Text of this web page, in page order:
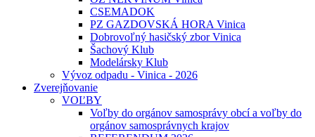
CSEMADOK
PZ GAZDOVSKÁ HORA Vinica
Dobrovoľný hasičský zbor Vinica
Šachový Klub
Modelársky Klub
Vývoz odpadu - Vinica - 2026
Zverejňovanie
VOĽBY
Voľby do orgánov samosprávy obcí a voľby do
orgánov samosprávnych krajov